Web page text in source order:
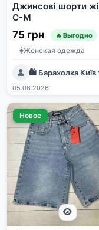
Джинсові шорти
С-М
75 грн 🔥 Выгодно
Женская одежда
🛍 Барахолка
05.06.2026
Новое